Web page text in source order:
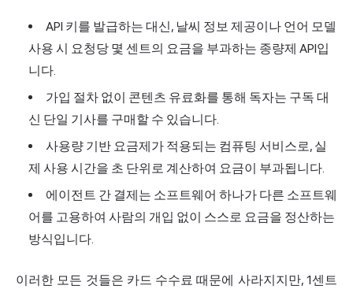
API 키를 발급하는 대신, 날씨 정보 제공이나 언어 모델
사용 시 요청당 몇 센트의 요금을 부과하는 종량제 API입
니다.
가입 절차 없이 콘텐츠 유료화를 통해 독자는 구독 대
신 단일 기사를 구매할 수 있습니다.
사용량 기반 요금제가 적용되는 컴퓨팅 서비스로, 실
제 사용 시간을 초 단위로 계산하여 요금이 부과됩니다.
에이전트 간 결제는 소프트웨어 하나가 다른 소프트웨
어를 고용하여 사람의 개입 없이 스스로 요금을 정산하는
방식입니다.
이러한 모든 것들은 카드 수수료 때문에 사라지지만, 1센트